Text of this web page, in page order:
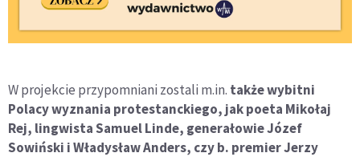
W projekcie przypomniani zostali m.in. także wybitni
Polacy wyznania protestanckiego, jak poeta Mikołaj
Rej, lingwista Samuel Linde, generałowie Józef
Sowiński i Władysław Anders, czy b. premier Jerzy